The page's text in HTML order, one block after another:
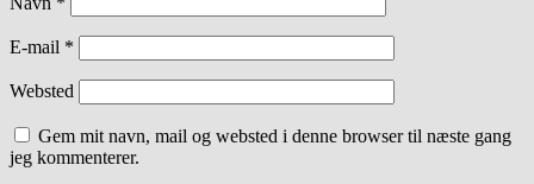
E-mail *
Websted
Gem mit navn, mail og websted i denne browser til næste gang
jeg kommenterer.